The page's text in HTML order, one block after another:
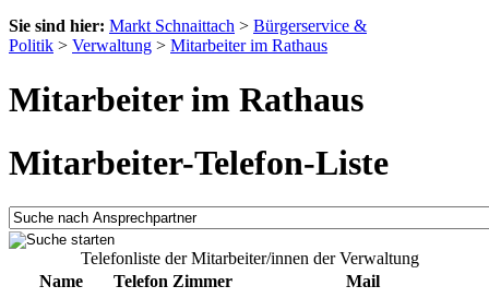
Sie sind hier: Markt Schnaittach > Bürgerservice &
Politik > Verwaltung > Mitarbeiter im Rathaus
Mitarbeiter im Rathaus
Mitarbeiter-Telefon-Liste
Telefonliste der Mitarbeiter/innen der Verwaltung
Name
Telefon Zimmer
Mail